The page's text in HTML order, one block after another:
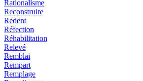
Rationalisme
Reconstruire
Redent
Réfection
Réhabilitation
Relevé
Remblai
Rempart
Remplage